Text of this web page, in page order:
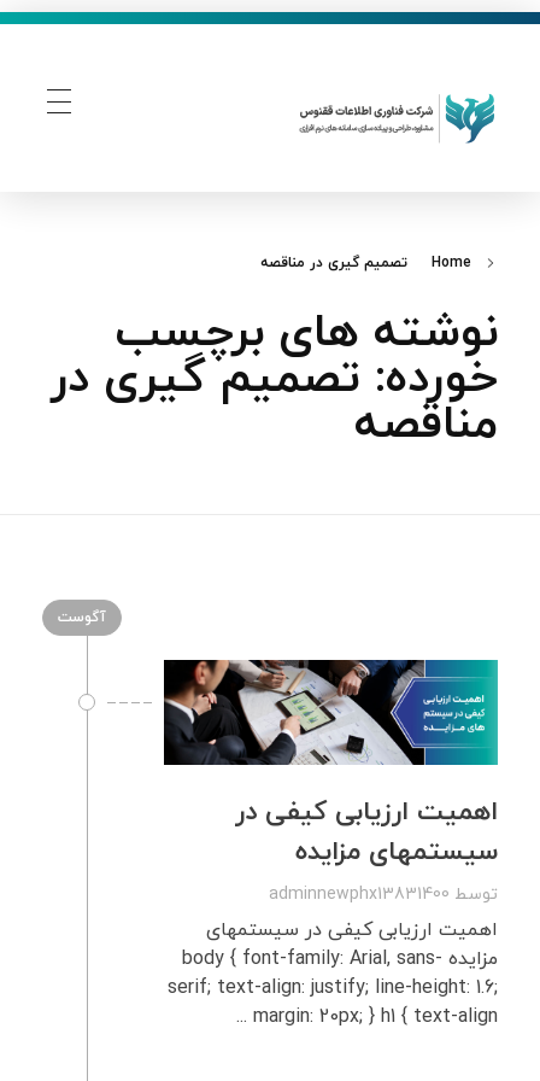
Home تصمیم‌ گیری در مناقصه
نوشته های برچسب
خورده: تصمیم‌ گیری در
مناقصه
آگوست
اهمیت ارزیابی کیفی در
سیستمهای مزایده
توسط adminnewphx13831400
اهمیت ارزیابی کیفی در سیستمهای
مزایده body { font-family: Arial, sans-
serif; text-align: justify; line-height: 1.6;
margin: 20px; } h1 { text-align ...